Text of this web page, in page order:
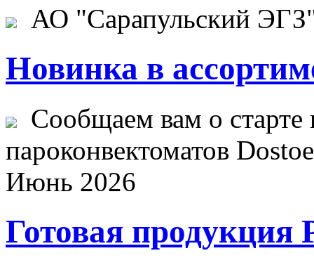
АО "Сарапульский
Новинка в
Сообщаем вам о старте
пароконвектоматов
Июнь 2026
Готовая продукция